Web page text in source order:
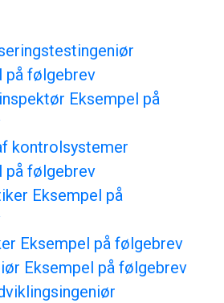
på følgebrev
Eksempel på
kontrolsystemer
på følgebrev
Eksempel på
Eksempel på følgebrev
Eksempel på følgebrev